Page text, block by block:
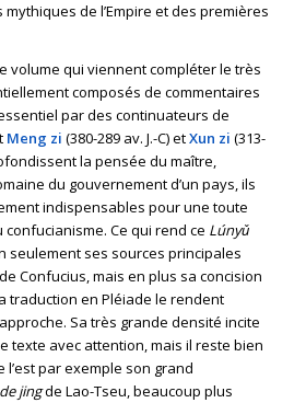
de l’Empire et des premières
volume qui viennent compléter le très
composés de commentaires
par des continuateurs de
Meng zi (380-289 av. J.-C) etXun zi (313-
la pensée du maître,
du gouvernement d’un pays, ils
indispensables pour une toute
Ce qui rend ce Lúnyǔ
seulement ses sources principales
Confucius, mais en plus sa concision
traduction en Pléiade le rendent
Sa très grande densité incite
texte avec attention, mais il reste bien
par exemple son grand
jingde Lao-Tseu, beaucoup plus